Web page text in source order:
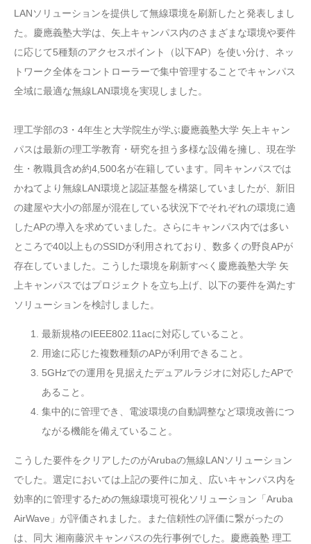
LANソリューションを提供して無線環境を刷新したと発表しまし
た。慶應義塾大学は、矢上キャンパス内のさまざまな環境や要件
に応じて5種類のアクセスポイント（以下AP）を使い分け、ネッ
トワーク全体をコントローラーで集中管理することでキャンパス
全域に最適な無線LAN環境を実現しました。
理工学部の3・4年生と大学院生が学ぶ慶應義塾大学 矢上キャン
パスは最新の理工学教育・研究を担う多様な設備を擁し、現在学
生・教職員含め約4,500名が在籍しています。同キャンパスでは
かねてより無線LAN環境と認証基盤を構築していましたが、新旧
の建屋や大小の部屋が混在している状況下でそれぞれの環境に適
したAPの導入を求めていました。さらにキャンパス内では多い
ところで40以上ものSSIDが利用されており、数多くの野良APが
存在していました。こうした環境を刷新すべく慶應義塾大学 矢
上キャンパスではプロジェクトを立ち上げ、以下の要件を満たす
ソリューションを検討しました。
最新規格のIEEE802.11acに対応していること。
用途に応じた複数種類のAPが利用できること。
5GHzでの運用を見据えたデュアルラジオに対応したAPで
あること。
集中的に管理でき、電波環境の自動調整など環境改善につ
ながる機能を備えていること。
こうした要件をクリアしたのがArubaの無線LANソリューション
でした。選定においては上記の要件に加え、広いキャンパス内を
効率的に管理するための無線環境可視化ソリューション「Aruba
AirWave」が評価されました。また信頼性の評価に繋がったの
は、同大 湘南藤沢キャンパスの先行事例でした。慶應義塾 理工